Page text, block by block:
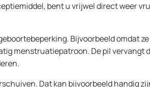
bent u vrijwel direct weer
Bijvoorbeeld omdat
menstruatiepatroon. De pil
Dat kan bijvoorbeeld handig